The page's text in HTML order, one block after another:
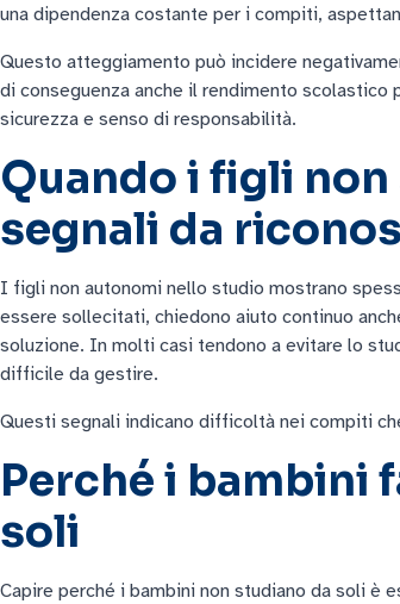
una dipendenza costante per i compiti,
Questo atteggiamento può incidere
di conseguenza anche il rendimento scolastico
sicurezza e senso di responsabilità.
Quando i figli
segnali da
I figli non autonomi nello studio mostrano
essere sollecitati, chiedono aiuto continuo
soluzione. In molti casi tendono a evitare lo
difficile da gestire.
Questi segnali indicano difficoltà nei compiti
Perché i bambini
soli
Capire perché i bambini non studiano da soli è